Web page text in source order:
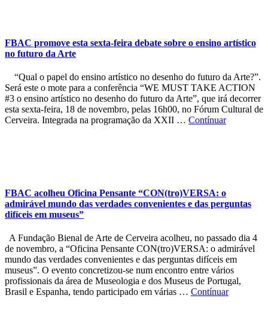
FBAC promove esta sexta-feira debate sobre o ensino artístico
no futuro da Arte
“Qual o papel do ensino artístico no desenho do futuro da Arte?”.
Será este o mote para a conferência “WE MUST TAKE ACTION
#3 o ensino artístico no desenho do futuro da Arte”, que irá decorrer
esta sexta-feira, 18 de novembro, pelas 16h00, no Fórum Cultural de
Cerveira. Integrada na programação da XXII … Contínuar
FBAC acolheu Oficina Pensante “CON(tro)VERSA: o
admirável mundo das verdades convenientes e das perguntas
difíceis em museus”
A Fundação Bienal de Arte de Cerveira acolheu, no passado dia 4
de novembro, a “Oficina Pensante CON(tro)VERSA: o admirável
mundo das verdades convenientes e das perguntas difíceis em
museus”. O evento concretizou-se num encontro entre vários
profissionais da área de Museologia e dos Museus de Portugal,
Brasil e Espanha, tendo participado em várias … Contínuar